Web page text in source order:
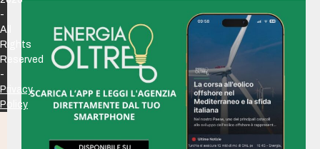
-
All
Rights
Reserved
-
Privacy
Policy